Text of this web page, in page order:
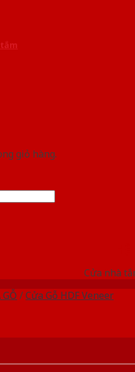
tắm
giỏ hàng.
Cửa nhà
GỖ /Cửa Gỗ HDF Veneer